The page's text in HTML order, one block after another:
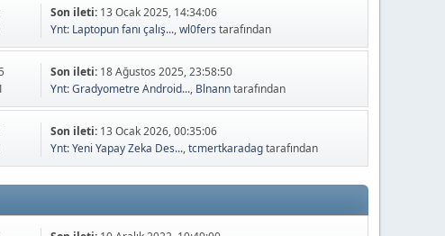
Son ileti: 13 Ocak 2025, 14:34:06
Ynt: Laptopun fanı çalış...,wl0fers tarafından
Son ileti: 18 Ağustos 2025, 23:58:50
Ynt: Gradyometre Android..., Blnanntarafından
Son ileti: 13 Ocak 2026, 00:35:06
Ynt: Yeni Yapay Zeka Des...,tcmertkaradagtarafından